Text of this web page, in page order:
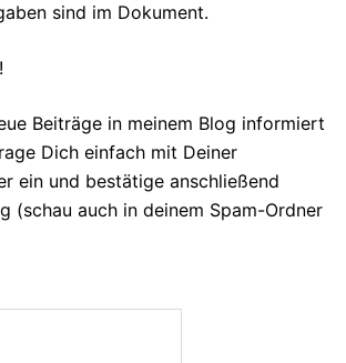
sind im Dokument.
Beiträge in meinem Blog informiert
Dich einfach mit Deiner
ein und bestätige anschließend
(schau auch in deinem Spam-Ordner